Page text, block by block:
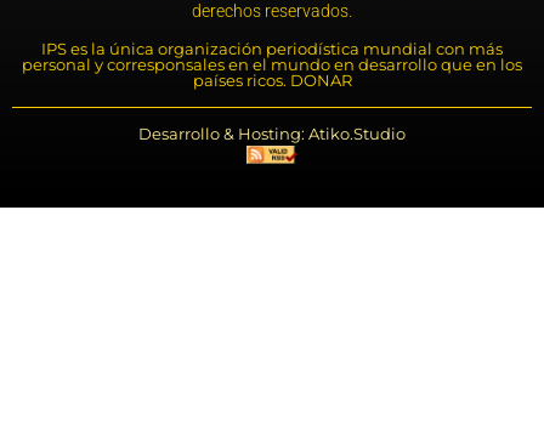
derechos reservados.
IPS es la única organización periodística mundial con más
personal y corresponsales en el mundo en desarrollo que en los
países ricos. DONAR
Desarrollo & Hosting: Atiko.Studio